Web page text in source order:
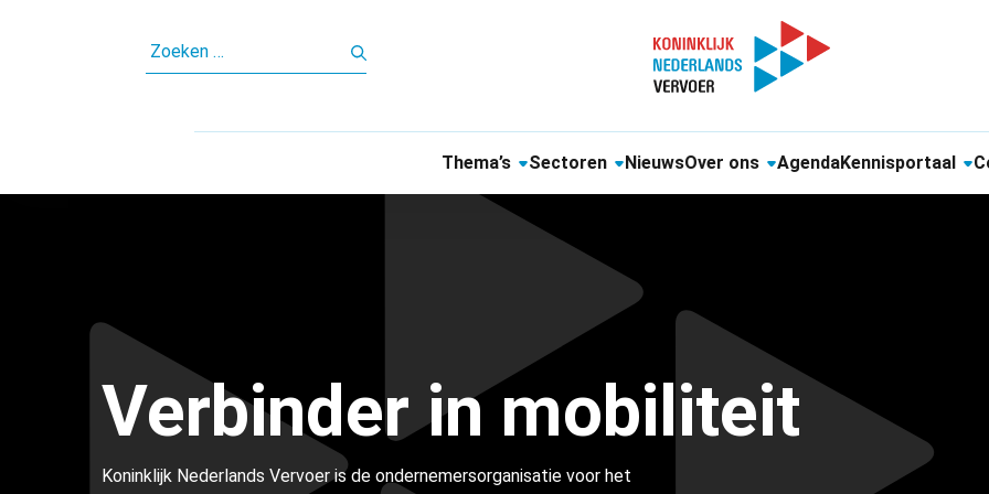
NAAR:
Thema’s Sectoren NieuwsOver ons AgendaKennisportaal
Verbinder in mobiliteit
Koninklijk Nederlands Vervoer is de ondernemersorganisatie voor het